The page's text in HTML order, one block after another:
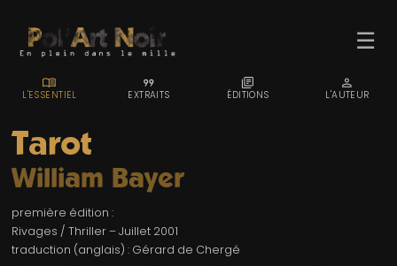
☰
ACCUEIL
TROMBINO
INDEX
Tarot
William Bayer
première édition :
Rivages / Thriller – Juillet 2001
traduction (anglais) : Gérard de Chergé
MENU_BOOK
L'ESSENTIEL
FORMAT_QUOTE
EXTRAITS
LIBRARY_BOOKS
ÉDITIONS
PERSON
L'AUTEUR